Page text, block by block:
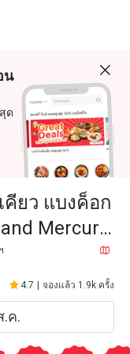
น
ด
คียว แบงค็อก
Mercure
4.7 จองแล้ว 1.9k ครั้ง